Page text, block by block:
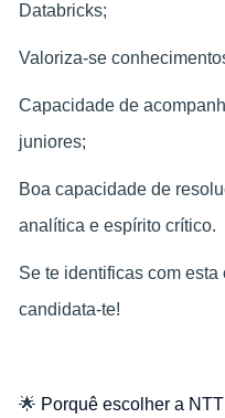
Databricks;
Valoriza-se
Capacidade de
juniores;​
Boa capacidade de
analítica e espírito crítico.
Se te identificas com
candidata-te!
🌟 Porquê escolher a